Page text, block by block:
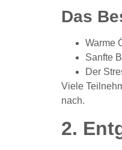
Das
Warme
Sanfte
Der
Viele
nach.
2.